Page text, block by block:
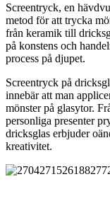
Screentryck, en
metod för att trycka
från keramik till
på konstens och
process på djupet.
Screentryck på
innebär att man
mönster på glasytor.
personliga presenter
dricksglas erbjuder
kreativitet.